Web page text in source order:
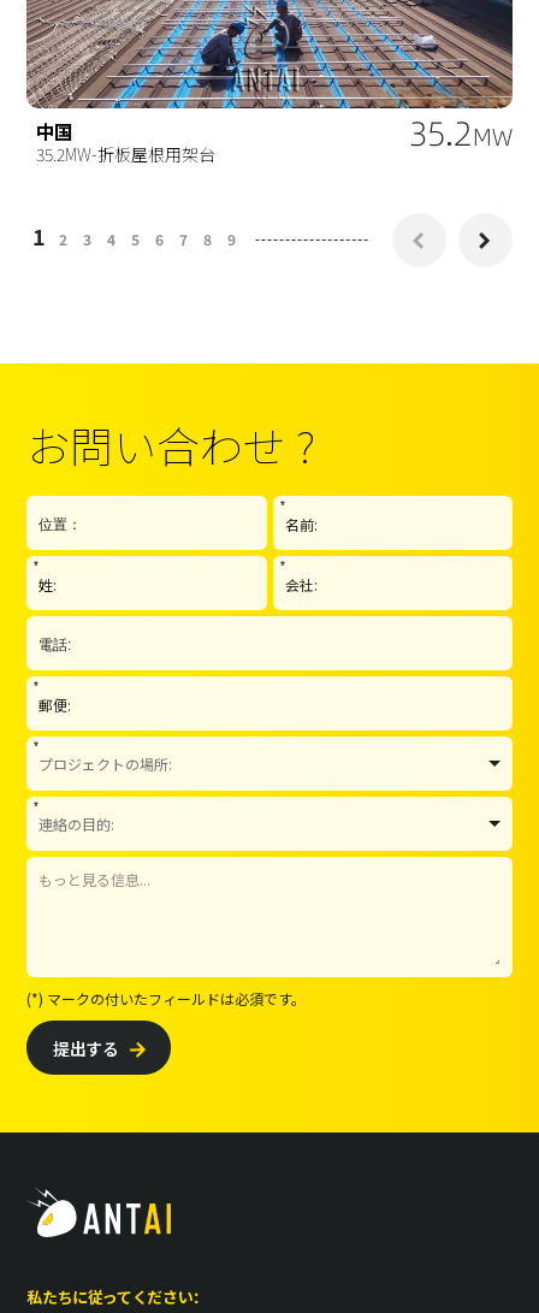
中国
35.2MW-折板屋根用架台 35.2MW
1 2 3 4 5 6 7 8 9  
お問い合わせ ?
*
* *
*
*
*
(*) マークの付いたフィールドは必須です。
提出する 
私たちに従ってください：